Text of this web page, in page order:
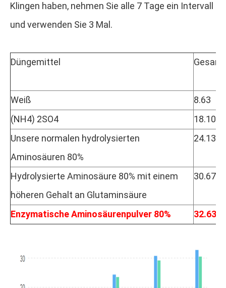
Klingen haben, nehmen Sie alle 7 Tage ein Intervall
und verwenden Sie 3 Mal.
Düngemittel
Weiß
8.63
(NH4) 2SO4
18.10
Unsere normalen hydrolysierten
Aminosäuren 80%
24.13
Hydrolysierte Aminosäure 80% mit einem
höheren Gehalt an Glutaminsäure
30.67
Enzymatische Aminosäurenpulver 80% 32.63